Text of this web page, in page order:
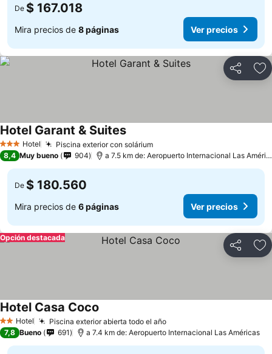
De $ 167.018
Mira precios de 8 páginas Ver precios
Compartir
3 Estrellas
Hotel Piscina exterior con solárium
Hotel Garant & Suites
8,4 Muy bueno 904 a 7.5 km de: Aeropuerto Internacional Las Américas
De $ 180.560
Mira precios de 6 páginas Ver precios
Compartir
Opción destacada
2 Estrellas
Hotel Piscina exterior abierta todo el año
Hotel Casa Coco
7,8 Bueno 691 a 7.4 km de: Aeropuerto Internacional Las Américas